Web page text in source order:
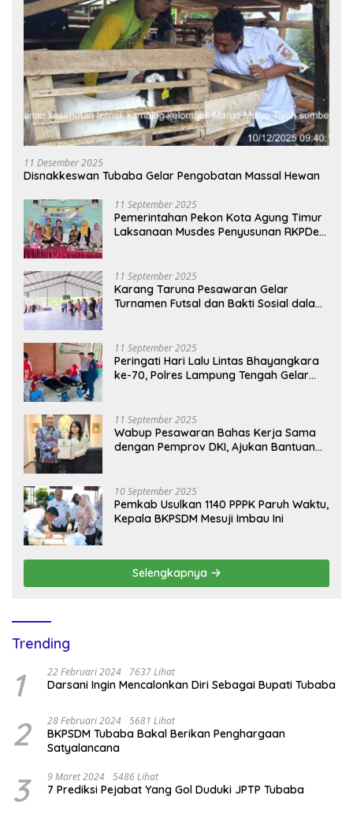
11 Desember 2025
Disnakkeswan Tubaba Gelar Pengobatan Massal Hewan
11 September 2025
Pemerintahan Pekon Kota Agung Timur
Laksanaan Musdes Penyusunan RKPDes
11 September 2025
Karang Taruna Pesawaran Gelar
Turnamen Futsal dan Bakti Sosial dalam
11 September 2025
Peringati Hari Lalu Lintas Bhayangkara
ke-70, Polres Lampung Tengah Gelar
11 September 2025
Wabup Pesawaran Bahas Kerja Sama
dengan Pemprov DKI, Ajukan Bantuan
10 September 2025
Pemkab Usulkan 1140 PPPK Paruh Waktu,
Kepala BKPSDM Mesuji Imbau Ini
Selengkapnya
Trending
1 22 Februari 2024 7637 Lihat
Darsani Ingin Mencalonkan Diri Sebagai Bupati Tubaba
2 28 Februari 2024 5681 Lihat
BKPSDM Tubaba Bakal Berikan Penghargaan
Satyalancana
3 9 Maret 2024 5486 Lihat
7 Prediksi Pejabat Yang Gol Duduki JPTP Tubaba